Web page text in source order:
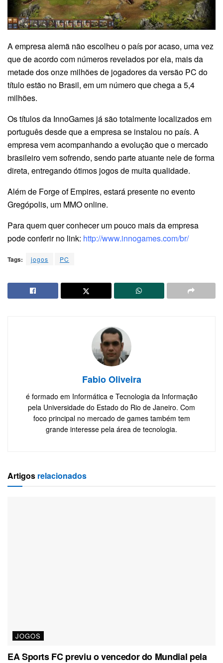
A empresa alemã não escolheu o país por acaso, uma vez
que de acordo com números revelados por ela, mais da
metade dos onze milhões de jogadores da versão PC do
título estão no Brasil, em um número que chega a 5,4
milhões.
Os títulos da InnoGames já são totalmente localizados em
português desde que a empresa se instalou no país. A
empresa vem acompanhando a evolução que o mercado
brasileiro vem sofrendo, sendo parte atuante nele de forma
direta, entregando ótimos jogos de muita qualidade.
Além de Forge of Empires, estará presente no evento
Gregópolis, um MMO online.
Para quem quer conhecer um pouco mais da empresa
pode conferir no link: http://www.innogames.com/br/
Tags: jogos PC
Fabio Oliveira
é formado em Informática e Tecnologia da Informação
pela Universidade do Estado do Rio de Janeiro. Com
foco principal no mercado de games também tem
grande interesse pela área de tecnologia.
Artigos relacionados
JOGOS
EA Sports FC previu o vencedor do Mundial pela